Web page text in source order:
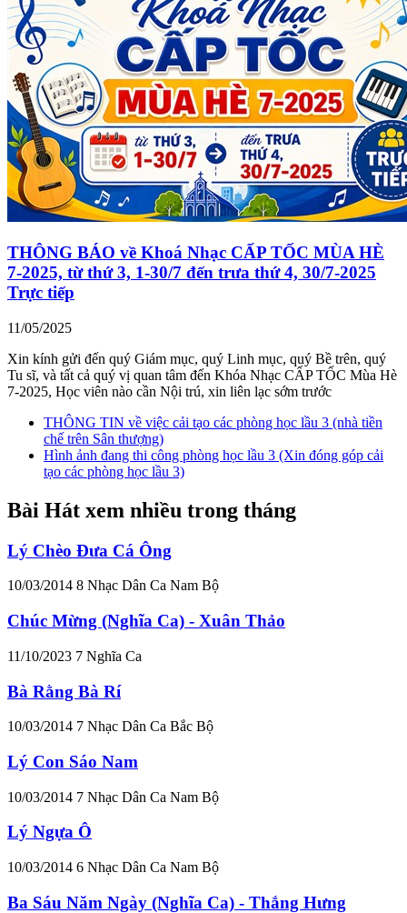
THÔNG BÁO về Khoá Nhạc CẤP TỐC MÙA HÈ
7-2025, từ thứ 3, 1-30/7 đến trưa thứ 4, 30/7-2025
Trực tiếp
11/05/2025
Xin kính gửi đến quý Giám mục, quý Linh mục, quý Bề trên, quý
Tu sĩ, và tất cả quý vị quan tâm đến Khóa Nhạc CẤP TỐC Mùa Hè
7-2025, Học viên nào cần Nội trú, xin liên lạc sớm trước
THÔNG TIN về việc cải tạo các phòng học lầu 3 (nhà tiền
chế trên Sân thượng)
Hình ảnh đang thi công phòng học lầu 3 (Xin đóng góp cải
tạo các phòng học lầu 3)
Bài Hát xem nhiều trong tháng
Lý Chèo Đưa Cá Ông
10/03/2014 8 Nhạc Dân Ca Nam Bộ
Chúc Mừng (Nghĩa Ca) - Xuân Thảo
11/10/2023 7 Nghĩa Ca
Bà Rằng Bà Rí
10/03/2014 7 Nhạc Dân Ca Bắc Bộ
Lý Con Sáo Nam
10/03/2014 7 Nhạc Dân Ca Nam Bộ
Lý Ngựa Ô
10/03/2014 6 Nhạc Dân Ca Nam Bộ
Ba Sáu Năm Ngày (Nghĩa Ca) - Thắng Hưng